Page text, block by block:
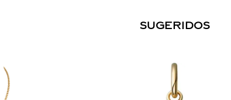
SUGERIDOS